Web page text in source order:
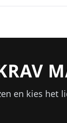
en kies het